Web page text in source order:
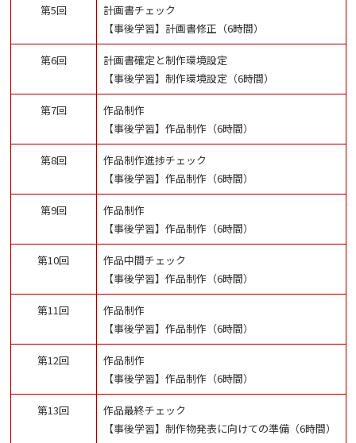
第5回
計画書チェック
【事後学習】計画書修正（6時間）
第6回
計画書確定と制作環境設定
【事後学習】制作環境設定（6時間）
第7回
作品制作
【事後学習】作品制作（6時間）
第8回
作品制作進捗チェック
【事後学習】作品制作（6時間）
第9回
作品制作
【事後学習】作品制作（6時間）
第10回
作品中間チェック
【事後学習】作品制作（6時間）
第11回
作品制作
【事後学習】作品制作（6時間）
第12回
作品制作
【事後学習】作品制作（6時間）
第13回
作品最終チェック
【事後学習】制作物発表に向けての準備（6時間）